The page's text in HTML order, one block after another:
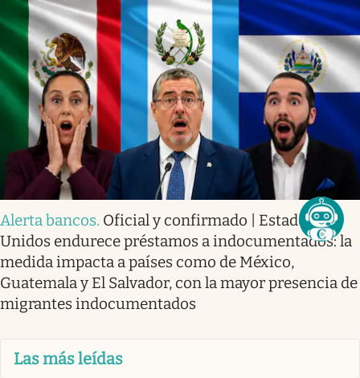
Alerta bancos. Oficial y confirmado | Estados
Unidos endurece préstamos a indocumentados: la
medida impacta a países como de México,
Guatemala y El Salvador, con la mayor presencia de
migrantes indocumentados
Las más leídas